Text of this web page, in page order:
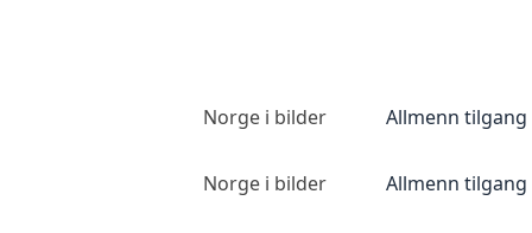
Norge i bilder Allmenn tilgang
Norge i bilder Allmenn tilgang